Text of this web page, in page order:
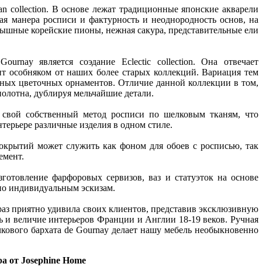
collection. В основе лежат традиционные японские акварели
манера росписи и фактурность и неоднородность основ, на
корейские пионы, нежная сакура, представительные ели
является соэдание Eclectic collection. Она отвечает
особняком от наших более старых коллекций. Вариация тем
цветочных орнаментов. Отличие данной коллекции в том,
дублируя мельчайшие детали.
свой собственный метод росписи по шелковым тканям, что
различные изделия в одном стиле.
может служить как фоном для обоев с росписью, так
фарфоровых сервизов, ваз и статуэток на основе
индивидуальным эскизам.
приятно удивила своих клиентов, представив эксклюзивную
и величие интерьеров Франции и Англии 18-19 веков. Ручная
бархата de Gournay делает нашу мебель необыкновенно
от Josephine Home